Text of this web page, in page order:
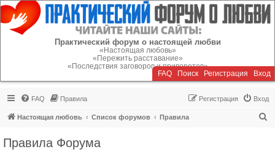
Регистрация
Практический форум о настоящей любви
«Настоящая любовь»
«Пережить расставание»
«Последствия заговоров и приворотов»
FAQ Поиск Регистрация Вход
FAQ Правила Вход
Регистрация
Настоящая любовь Список форумов Правила
Правила Форума